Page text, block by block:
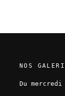
NOS
Du